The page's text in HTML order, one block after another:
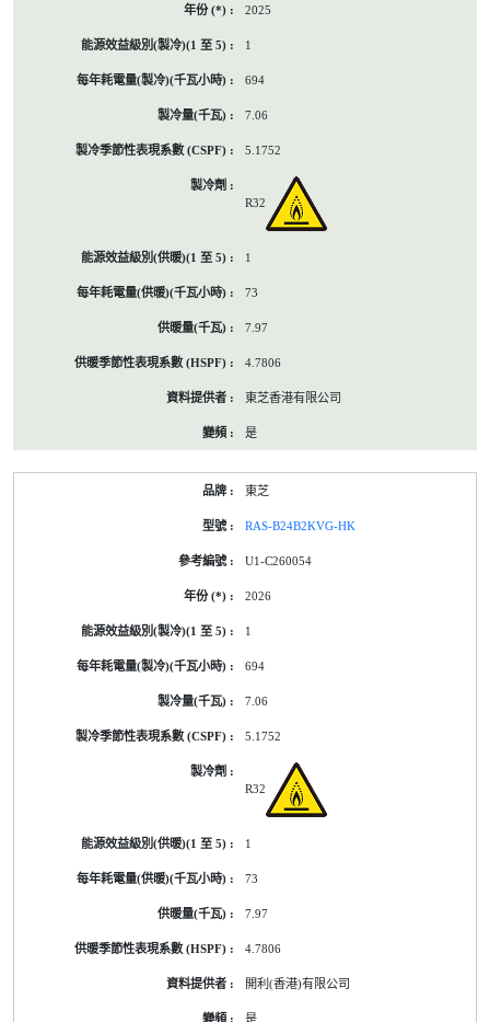
2025
1
694
7.06
5.1752
R32
1
73
7.97
4.7806
東芝香港有限公司
是
東芝
RAS-B24B2KVG-HK
U1-C260054
2026
1
694
7.06
5.1752
R32
1
73
7.97
4.7806
開利(香港)有限公司
是